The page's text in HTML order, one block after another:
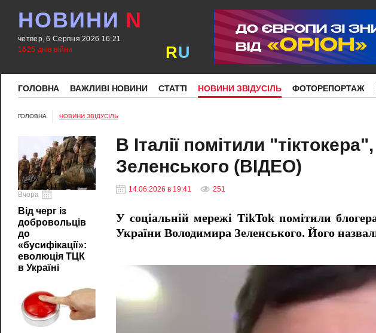
НОВИНИ N
четвер, 6 Серпня 2026 16:21
1625 днів війни
RU
ГОЛОВНА ВАЖЛИВІ НОВИНИ СТАТТІ НОВИНИ ЗВІДУСІЛЬ ФОТОРЕПОРТАЖ
ГОЛОВНА НОВИНИ ЗВІДУСІЛЬ
Вчора
Від черг із
добровольців
до
«бусифікації»:
еволюція ТЦК
в Україні
В Італії помітили
Зеленського (ВІДЕО)
14.06.2026 в 19:41 251
У соціальній мережі TikTok помітили
України Володимира Зеленського. Його